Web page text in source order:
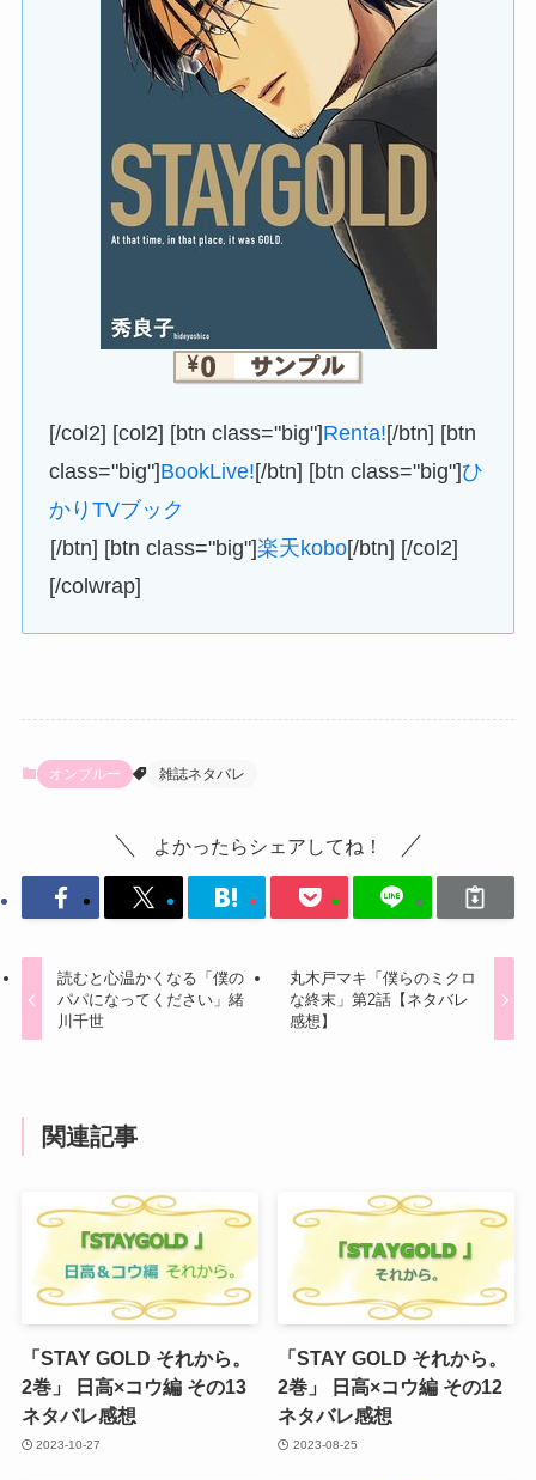
[/col2] [col2] [btn class="big"]Renta![/btn] [btn
class="big"]BookLive![/btn] [btn class="big"]ひ
かりTVブック
[/btn] [btn class="big"]楽天kobo[/btn] [/col2]
[/colwrap]
オンブルー 雑誌ネタバレ
よかったらシェアしてね！
読むと心温かくなる「僕の
パパになってください」緒
川千世
丸木戸マキ「僕らのミクロ
な終末」第2話【ネタバレ
感想】
関連記事
「STAY GOLD それから。
2巻」 日高×コウ編 その13
ネタバレ感想
2023-10-27
「STAY GOLD それから。
2巻」 日高×コウ編 その12
ネタバレ感想
2023-08-25